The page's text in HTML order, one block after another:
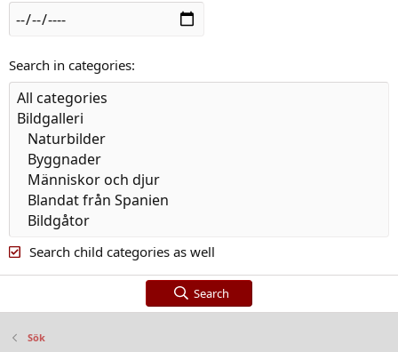
Search in categories
Search child categories as well
Search
Sök